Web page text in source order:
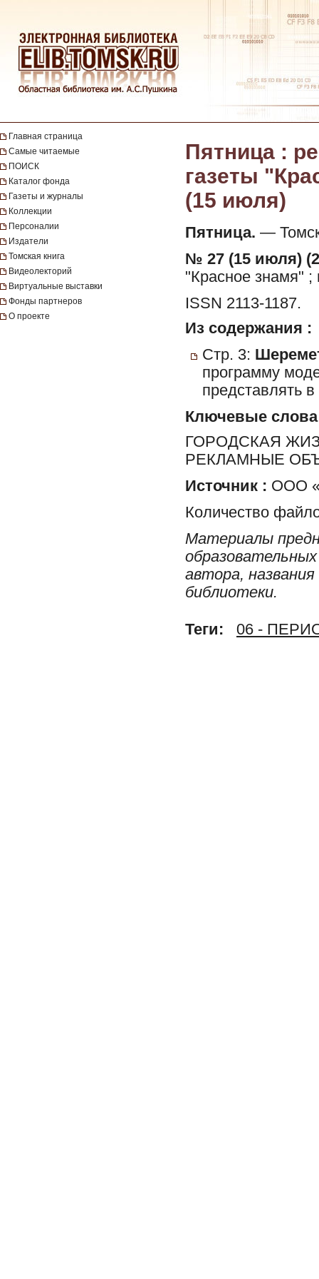
Главная страница
Самые читаемые
ПОИСК
Каталог фонда
Газеты и журналы
Коллекции
Персоналии
Издатели
Томская книга
Видеолекторий
Виртуальные выставки
Фонды партнеров
О проекте
Пятница :
газеты
(15 июля)
Пятница. —
№ 27 (15 июля)
"Красное знамя"
ISSN 2113-1187.
Из содержания :
Стр. 3:
программу
представлять
Ключевые слова
ГОРОДСКАЯ
РЕКЛАМНЫЕ
Источник : ООО
Количество
Материалы
автора,
библиотеки.
Теги: 06 -